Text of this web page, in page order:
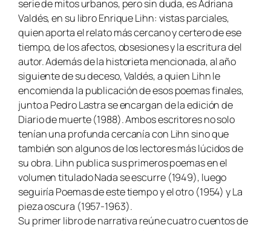
serie de mitos urbanos, pero sin duda, es Adriana
Valdés, en su libro Enrique Lihn: vistas parciales,
quien aporta el relato más cercano y certero de ese
tiempo, de los afectos, obsesiones y la escritura del
autor. Además de la historieta mencionada, al año
siguiente de su deceso, Valdés, a quien Lihn le
encomienda la publicación de esos poemas finales,
junto a Pedro Lastra se encargan de la edición de
Diario de muerte (1988). Ambos escritores no solo
tenían una profunda cercanía con Lihn sino que
también son algunos de los lectores más lúcidos de
su obra. Lihn publica sus primeros poemas en el
volumen titulado Nada se escurre (1949), luego
seguiría Poemas de este tiempo y el otro (1954) y La
pieza oscura (1957-1963).
Su primer libro de narrativa reúne cuatro cuentos de